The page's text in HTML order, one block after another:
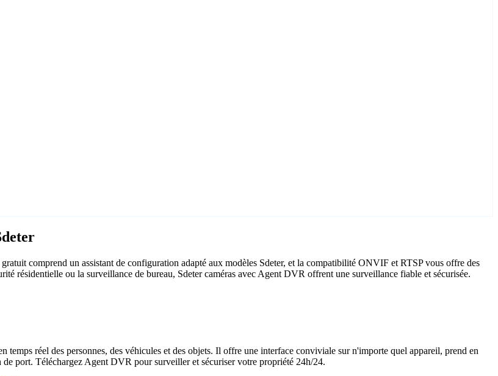
comprend un assistant de configuration adapté aux modèles Sdeter, et la compatibilité ONVIF et RTSP vous offre des
résidentielle ou la surveillance de bureau, Sdeter caméras avec Agent DVR offrent une surveillance fiable et sécurisée.
réel des personnes, des véhicules et des objets. Il offre une interface conviviale sur n'importe quel appareil, prend en
port. Téléchargez Agent DVR pour surveiller et sécuriser votre propriété 24h/24.